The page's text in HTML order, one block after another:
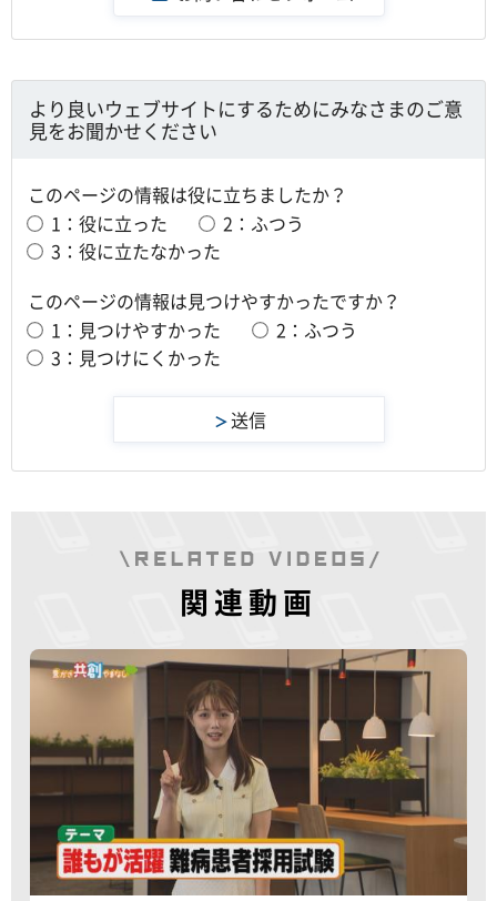
より良いウェブサイトにするためにみなさまのご意
見をお聞かせください
このページの情報は役に立ちましたか？
1：役に立った
2：ふつう
3：役に立たなかった
このページの情報は見つけやすかったですか？
1：見つけやすかった
2：ふつう
3：見つけにくかった
関連動画